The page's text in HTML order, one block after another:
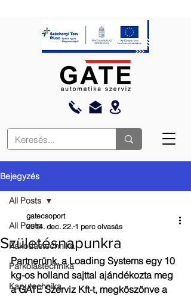
Bejegyzés
All Posts
Rakodástechnika
Parkolástechnika
Kaputechnika
All Posts
Születésnapunkra
gatecsoport
2014. dec. 22. 1 perc olvasás
Partnerünk, a Loading Systems egy 10
kg-os holland sajttal ajándékozta meg
a GATE Szerviz Kft-t, megköszönve a